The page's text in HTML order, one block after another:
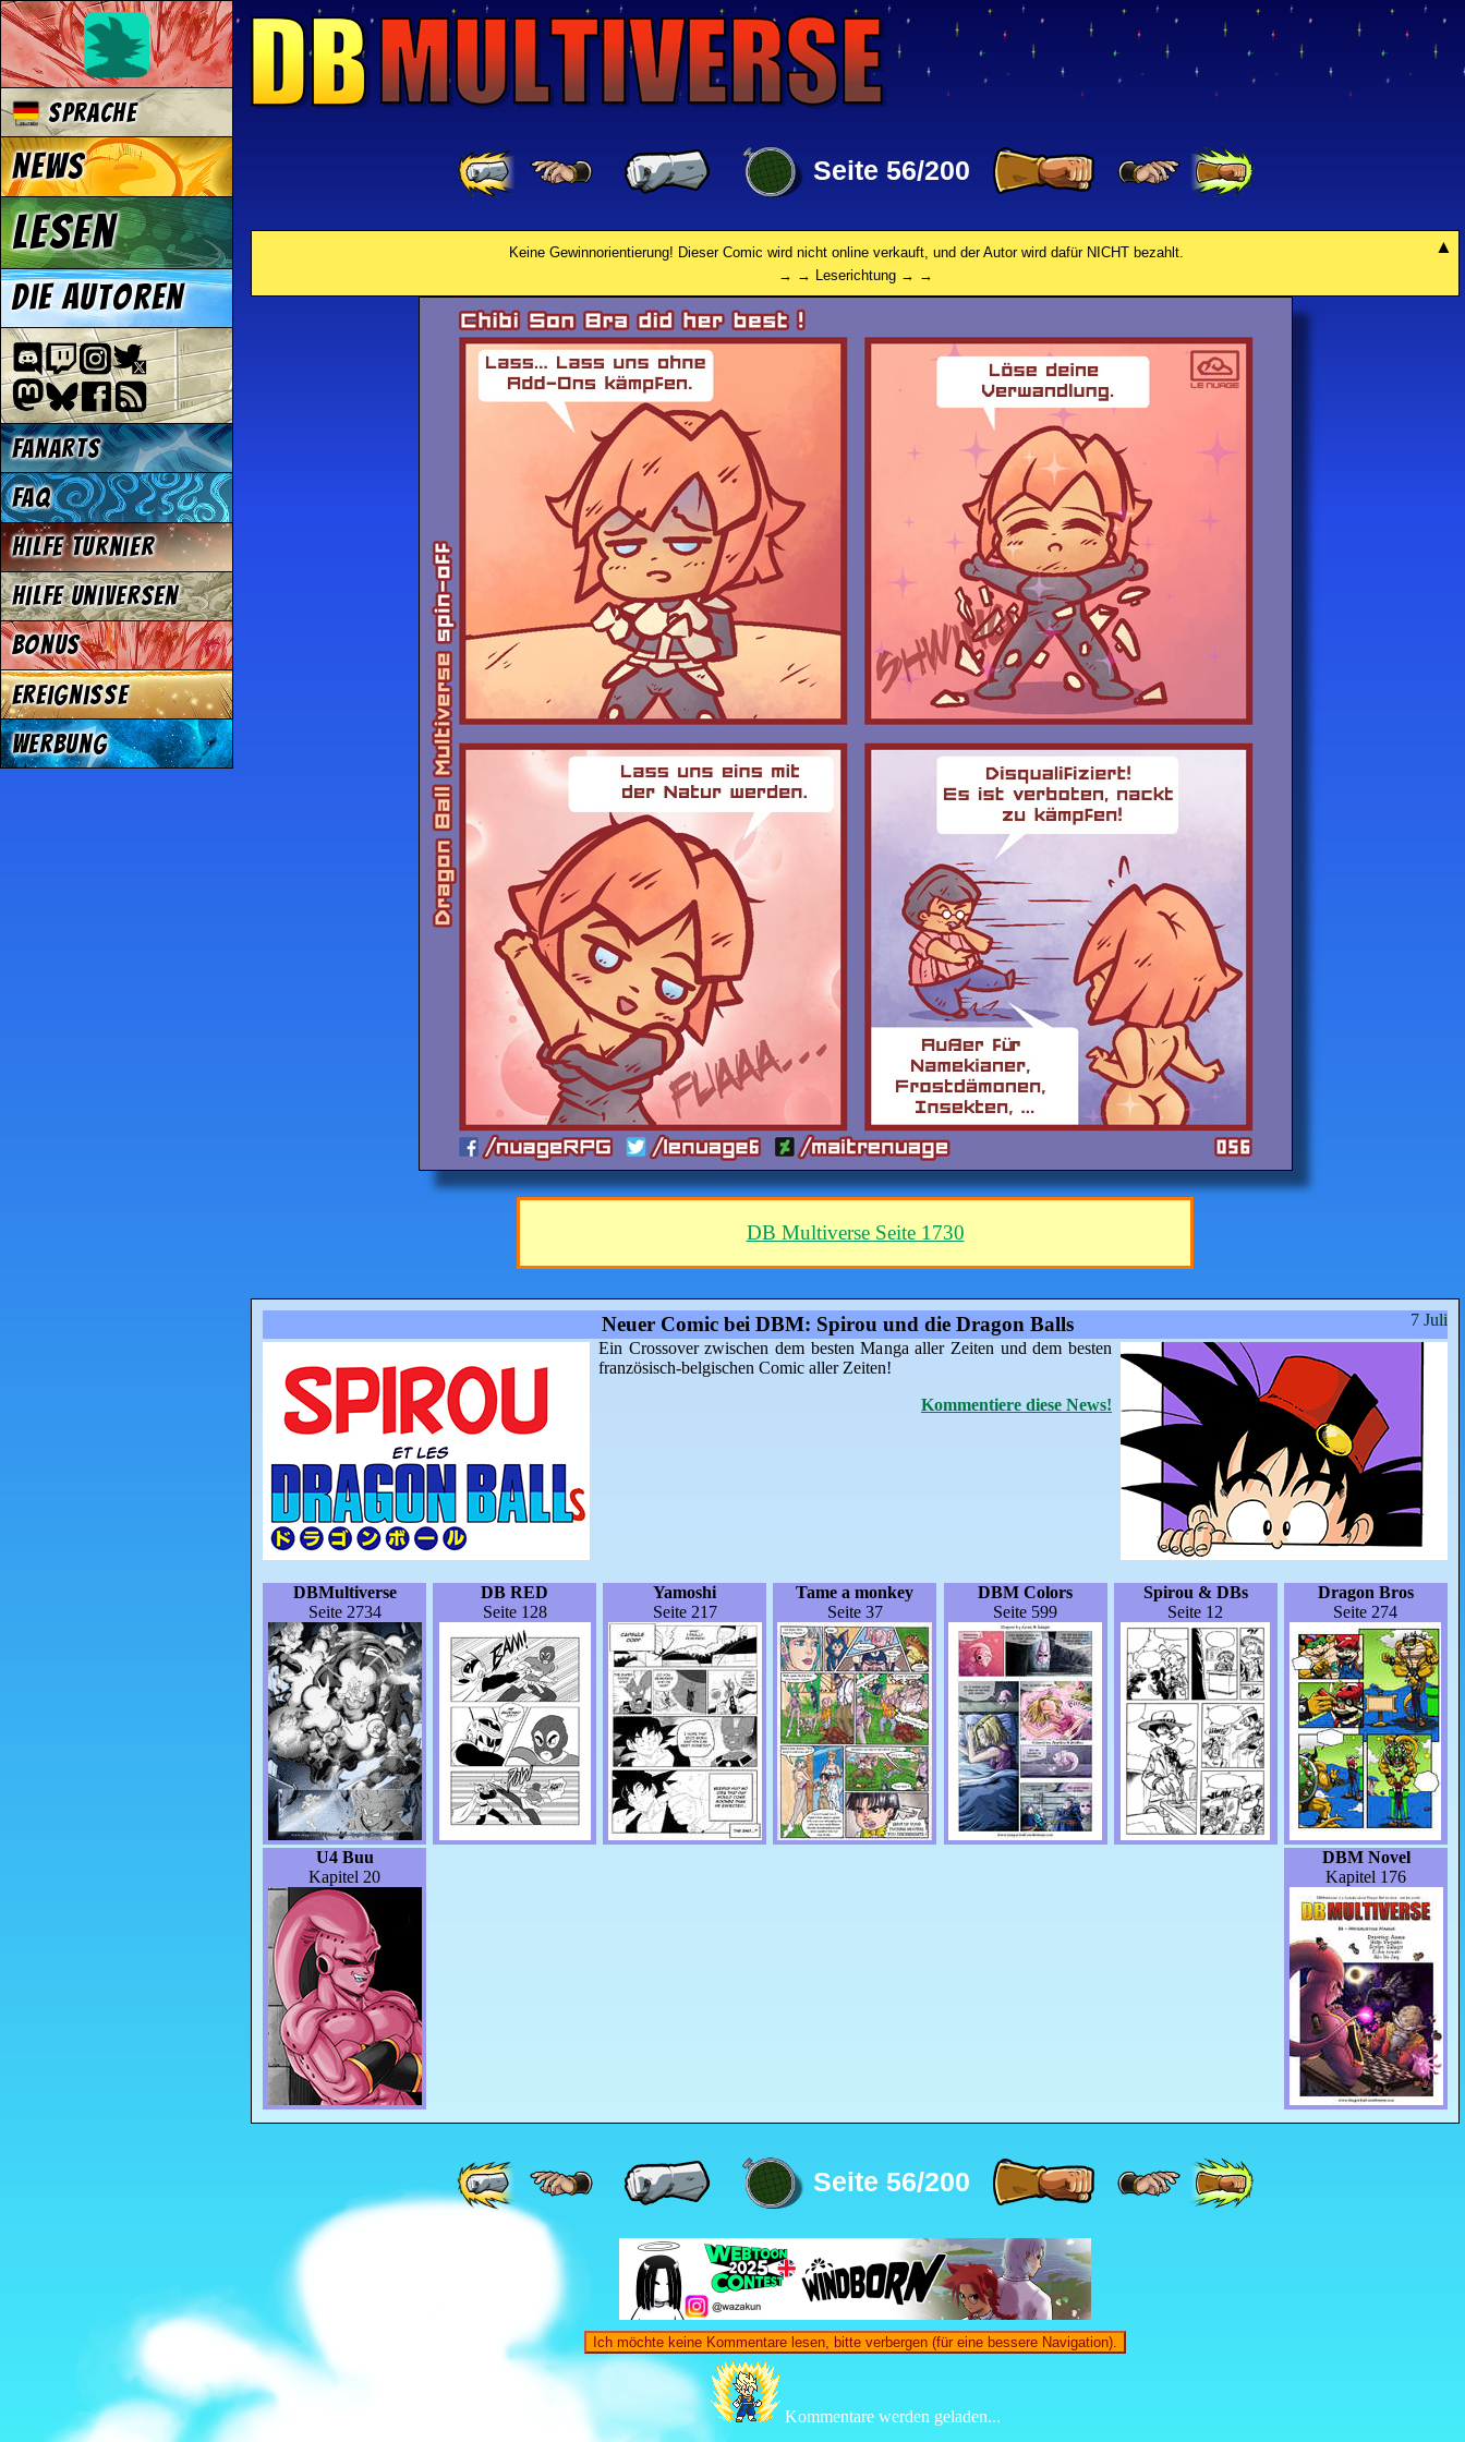
Seite 56/200
Keine Gewinnorientierung! Dieser Comic wird nicht online verkauft, und der Autor wird dafür NICHT bezahlt.
→ → Leserichtung → →
DB Multiverse Seite 1730
7 Juli
Neuer Comic bei DBM: Spirou und die Dragon Balls
Ein Crossover zwischen dem besten Manga aller Zeiten und dem besten
französisch-belgischen Comic aller Zeiten!
Kommentiere diese News!
DBMultiverse
Seite 2734
DB RED
Seite 128
Yamoshi
Seite 217
Tame a monkey
Seite 37
DBM Colors
Seite 599
Spirou & DBs
Seite 12
Dragon Bros
Seite 274
U4 Buu
Kapitel 20
DBM Novel
Kapitel 176
Seite 56/200
Ich möchte keine Kommentare lesen, bitte verbergen (für eine bessere Navigation).
Kommentare werden geladen...
Sprache
News
Lesen
Die Autoren
Fanarts
FAQ
Hilfe Turnier
Hilfe Universen
Bonus
Ereignisse
Werbung